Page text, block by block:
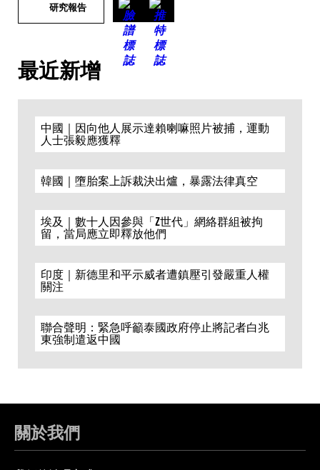
研究報告
最近新增
中國｜因向他人展示達賴喇嘛照片被捕，運動
人士張毅應獲釋
韓國｜墮胎案上訴裁決出爐，暴露法律真空
埃及｜數十人因參與「Z世代」網絡群組被拘
留，當局應立即釋放他們
印度｜新德里和平示威者遭鎮壓引發嚴重人權
關注
聯合聲明：緊急呼籲泰國政府停止將記者白兆
東強制遣返中國
關於我們